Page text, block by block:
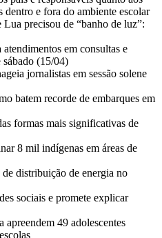
dentro e fora do ambiente escolar
precisou de “banho de luz”:
em consultas e
sábado (15/04)
jornalistas em sessão solene
batem recorde de embarques em
formas mais significativas de
8 mil indígenas em áreas de
de distribuição de energia no
sociais e promete explicar
apreendem 49 adolescentes